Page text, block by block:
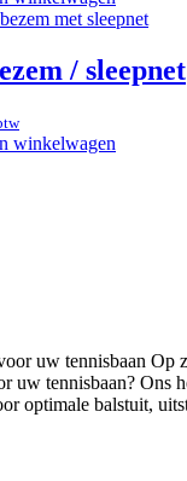
/ sleepnet
winkelwagen
uw tennisbaan Op
uw tennisbaan? Ons
optimale balstuit,